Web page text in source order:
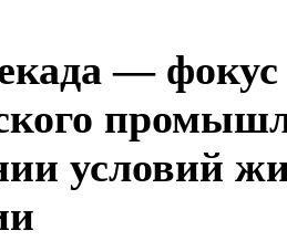
— фокус
условий